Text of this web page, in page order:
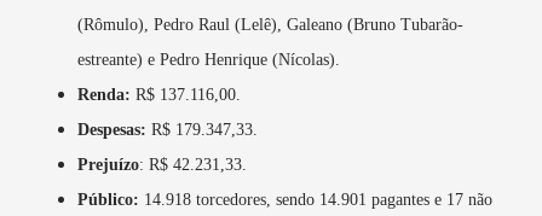
(Rômulo), Pedro Raul (Lelê), Galeano (Bruno Tubarão-
estreante) e Pedro Henrique (Nícolas).
Renda: R$ 137.116,00.
Despesas: R$ 179.347,33.
Prejuízo: R$ 42.231,33.
Público: 14.918 torcedores, sendo 14.901 pagantes e 17 não